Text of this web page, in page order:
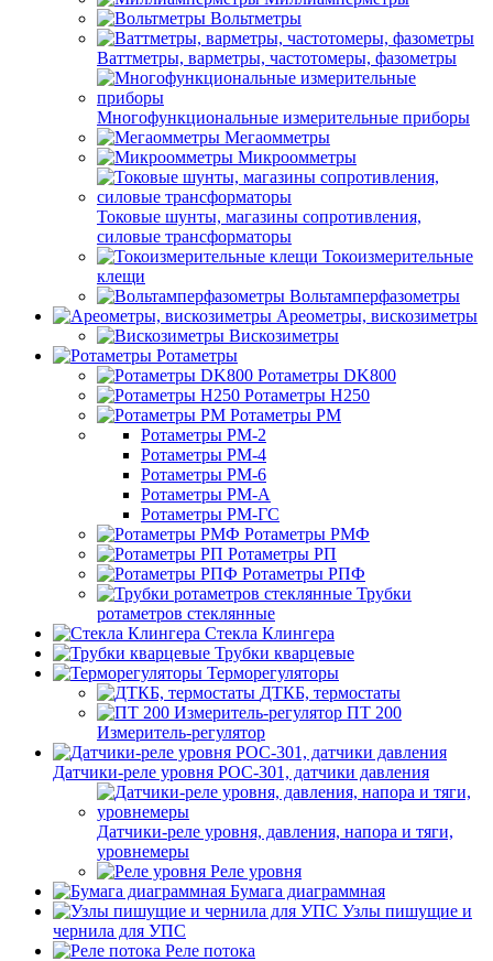
Вольтметры
Ваттметры, варметры, частотомеры, фазометры
Многофункциональные измерительные приборы
Мегаомметры
Микроомметры
Токовые шунты, магазины сопротивления,
силовые трансформаторы
Токоизмерительные
клещи
Вольтамперфазометры
Ареометры, вискозиметры
Вискозиметры
Ротаметры
Ротаметры DK800
Ротаметры H250
Ротаметры РМ
Ротаметры РМ-2
Ротаметры РМ-4
Ротаметры РМ-6
Ротаметры РМ-А
Ротаметры РМ-ГС
Ротаметры РМФ
Ротаметры РП
Ротаметры РПФ
Трубки
ротаметров стеклянные
Стекла Клингера
Трубки кварцевые
Терморегуляторы
ДТКБ, термостаты
ПТ 200
Измеритель-регулятор
Датчики-реле уровня РОС-301, датчики давления
Датчики-реле уровня, давления, напора и тяги,
уровнемеры
Реле уровня
Бумага диаграммная
Узлы пишущие и
чернила для УПС
Реле потока